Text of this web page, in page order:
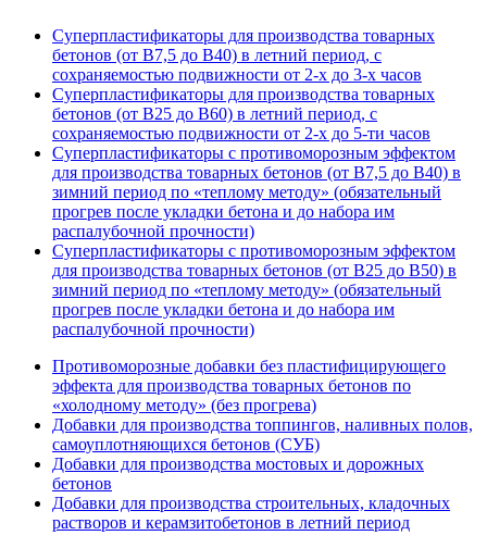
Суперпластификаторы для производства товарных
бетонов (от В7,5 до В40) в летний период, с
сохраняемостью подвижности от 2-х до 3-х часов
Суперпластификаторы для производства товарных
бетонов (от В25 до В60) в летний период, с
сохраняемостью подвижности от 2-х до 5-ти часов
Суперпластификаторы с противоморозным эффектом
для производства товарных бетонов (от В7,5 до В40) в
зимний период по «теплому методу» (обязательный
прогрев после укладки бетона и до набора им
распалубочной прочности)
Суперпластификаторы с противоморозным эффектом
для производства товарных бетонов (от В25 до В50) в
зимний период по «теплому методу» (обязательный
прогрев после укладки бетона и до набора им
распалубочной прочности)
Противоморозные добавки без пластифицирующего
эффекта для производства товарных бетонов по
«холодному методу» (без прогрева)
Добавки для производства топпингов, наливных полов,
самоуплотняющихся бетонов (СУБ)
Добавки для производства мостовых и дорожных
бетонов
Добавки для производства строительных, кладочных
растворов и керамзитобетонов в летний период